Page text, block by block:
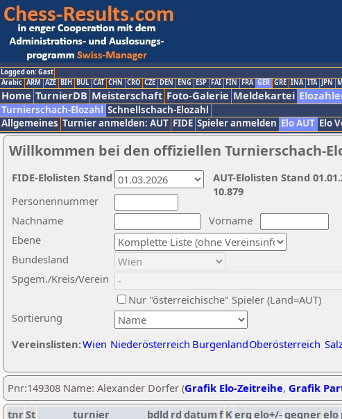
Logged on: Gast
Arabic ARM AZE BIH BUL CAT CHN CRO CZE DEN ENG ESP FAI FIN FRA GER GRE INA ITA JPN
Home TurnierDB Meisterschaft Foto-Galerie Meldekartei
Turnierschach-Elozahl Schnellschach-Elozahl
Allgemeines Turnier anmelden: AUT FIDE Spieler anmelden Elo AUT Elo
Willkommen bei den offiziellen Turnierschach-
Nachname
Vorname
Ebene
Sortierung
Personennummer
Bundesland
Spgem./Kreis/Verein
Nur "österreichische" Spieler (Land=AUT)
Vereinslisten:Wien Niederösterreich BurgenlandOberösterreich
AUT-Elolisten Stand
10.879
FIDE-Elolisten Stand
Pnr:149308 Name: Alexander Dorfer (Grafik Elo-Zeitreihe, Grafik
tnrSt turnier bdld rd datumf Kerg elo+/-gegnerelo